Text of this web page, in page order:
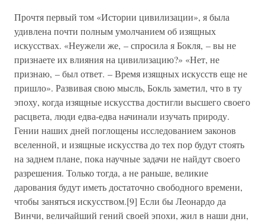
Прочтя первый том «Истории цивилизации», я была
удивлена почти полным умолчанием об изящных
искусствах. «Неужели же, – спросила я Бокля, – вы не
признаете их влияния на цивилизацию?» «Нет, не
признаю, – был ответ. – Время изящных искусств еще не
пришло». Развивая свою мысль, Бокль заметил, что в ту
эпоху, когда изящные искусства достигли высшего своего
расцвета, люди едва-едва начинали изучать природу.
Гении наших дней поглощены исследованием законов
вселенной, и изящные искусства до тех пор будут стоять
на заднем плане, пока научные задачи не найдут своего
разрешения. Только тогда, а не раньше, великие
дарования будут иметь достаточно свободного времени,
чтобы заняться искусством.[9] Если бы Леонардо да
Винчи, величайший гений своей эпохи, жил в наши дни,